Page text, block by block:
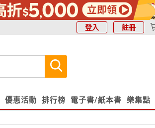
登入 註冊
優惠活動 排行榜 電子書/紙本書 樂集點